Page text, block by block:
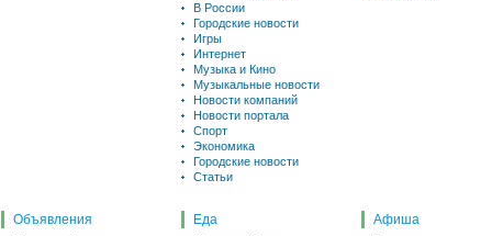
В России
Городские новости
Игры
Интернет
Музыка и Кино
Музыкальные новости
Новости компаний
Новости портала
Спорт
Экономика
Городские новости
Статьи
Объявления Еда Афиша